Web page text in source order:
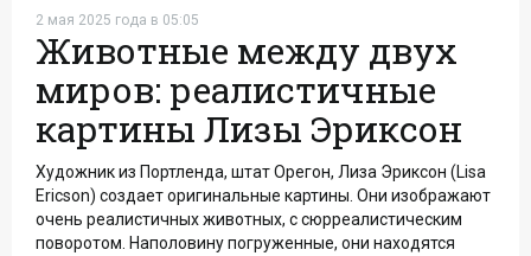
2 мая 2025 года в 05:05
Животные между двух
миров: реалистичные
картины Лизы Эриксон
Художник из Портленда, штат Орегон, Лиза Эриксон (Lisa
Ericson) создает оригинальные картины. Они изображают
очень реалистичных животных, с сюрреалистическим
поворотом. Наполовину погруженные, они находятся